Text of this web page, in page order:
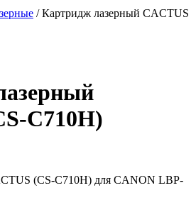
/ Картридж лазерный CACTUS
C710H)
(CS-C710H) для CANON LBP-